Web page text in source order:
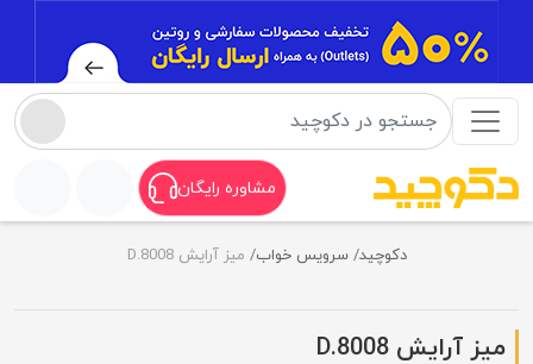
مشاوره رایگان
دکوچید سرویس خواب میز آرایش D.8008
میز آرایش D.8008